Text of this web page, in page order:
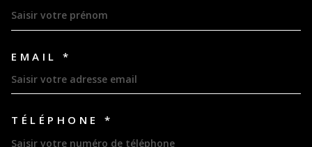
EMAIL *
TÉLÉPHONE *